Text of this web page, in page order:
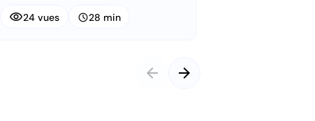
visibility24 vues schedule28 min
arrow_back arrow_forward